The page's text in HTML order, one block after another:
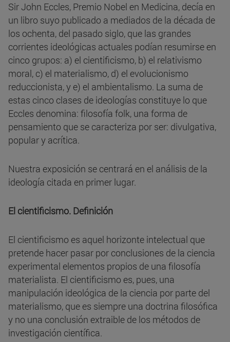
Sir John Eccles, Premio Nobel en Medicina, decía en
un libro suyo publicado a mediados de la década de
los ochenta, del pasado siglo, que las grandes
corrientes ideológicas actuales podían resumirse en
cinco grupos: a) el cientificismo, b) el relativismo
moral, c) el materialismo, d) el evolucionismo
reduccionista, y e) el ambientalismo. La suma de
estas cinco clases de ideologías constituye lo que
Eccles denomina: filosofía folk, una forma de
pensamiento que se caracteriza por ser: divulgativa,
popular y acrítica.
Nuestra exposición se centrará en el análisis de la
ideología citada en primer lugar.
El cientificismo. Definición
El cientificismo es aquel horizonte intelectual que
pretende hacer pasar por conclusiones de la ciencia
experimental elementos propios de una filosofía
materialista. El cientificismo es, pues, una
manipulación ideológica de la ciencia por parte del
materialismo, que es siempre una doctrina filosófica
y no una conclusión extraible de los métodos de
investigación científica.